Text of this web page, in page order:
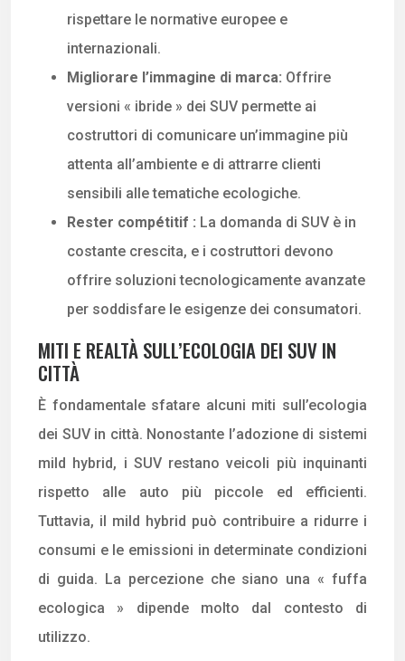
rispettare le normative europee e
internazionali.
Migliorare l’immagine di marca: Offrire
versioni « ibride » dei SUV permette ai
costruttori di comunicare un’immagine più
attenta all’ambiente e di attrarre clienti
sensibili alle tematiche ecologiche.
Rester compétitif : La domanda di SUV è in
costante crescita, e i costruttori devono
offrire soluzioni tecnologicamente avanzate
per soddisfare le esigenze dei consumatori.
MITI E REALTÀ SULL’ECOLOGIA DEI SUV IN
CITTÀ
È fondamentale sfatare alcuni miti sull’ecologia
dei SUV in città. Nonostante l’adozione di sistemi
mild hybrid, i SUV restano veicoli più inquinanti
rispetto alle auto più piccole ed efficienti.
Tuttavia, il mild hybrid può contribuire a ridurre i
consumi e le emissioni in determinate condizioni
di guida. La percezione che siano una « fuffa
ecologica » dipende molto dal contesto di
utilizzo.